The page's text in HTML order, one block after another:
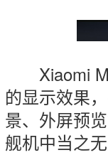
Xiaomi
的显示效果
景、外屏预
舰机中当之